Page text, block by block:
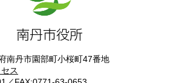
南丹市園部町小桜町47番地
ス